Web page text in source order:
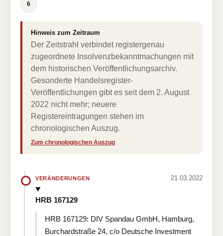
6
Hinweis zum Zeitraum
Der Zeitstrahl verbindet registergenau
zugeordnete Insolvenzbekanntmachungen mit
dem historischen Veröffentlichungsarchiv.
Gesonderte Handelsregister-
Veröffentlichungen gibt es seit dem 2. August
2022 nicht mehr; neuere
Registereintragungen stehen im
chronologischen Auszug.
Zum chronologischen Auszug
VERÄNDERUNGEN 21.03.2022
HRB 167129
HRB 167129: DIV Spandau GmbH, Hamburg,
Burchardstraße 24, c/o Deutsche Investment